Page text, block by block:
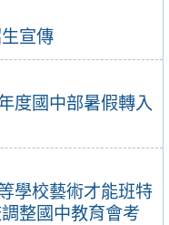
宣傳
度國中部暑假轉入
學校藝術才能班特
整國中教育會考